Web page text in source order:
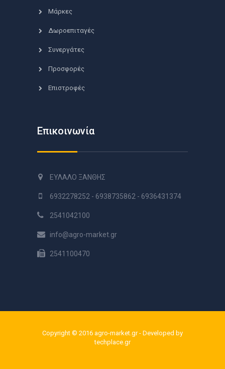
Μάρκες
Δωροεπιταγές
Συνεργάτες
Προσφορές
Επιστροφές
Επικοινωνία
ΕΥΛΑΛΟ ΞΑΝΘΗΣ
6932278252 - 6938735862 - 6936431374
2541042100
info@agro-market.gr
2541100470
Copyright © 2016 agro-market.gr - Developed by
techplace.gr